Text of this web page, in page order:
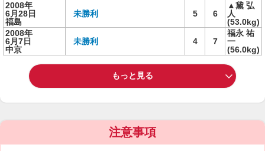
2008年
6月28日
福島
未勝利 5 6
▲黛 弘
人
(53.0kg)
2008年
6月7日
中京
未勝利 4 7
福永 祐
一
(56.0kg)
もっと見る
注意事項